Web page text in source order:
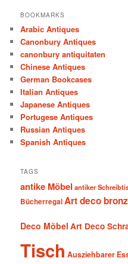
BOOKMARKS
Arabic Antiques
Canonbury Antiques
canonbury antiquitaten
Chinese Antiques
German Bookcases
Italian Antiques
Japanese Antiques
Portugese Antiques
Russian Antiques
Spanish Antiques
TAGS
antike Möbel antiker
BücherregalArt deco
Deco Möbel Art Deco
Tisch Ausziehbarer